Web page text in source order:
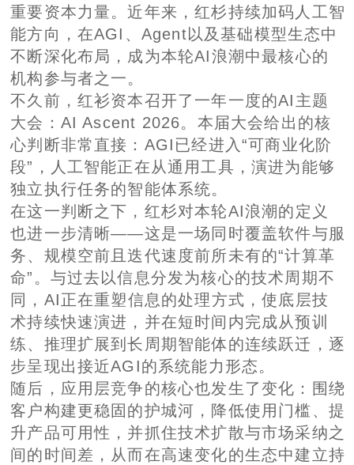
重要资本力量。近年来，红杉持续加码人工智
能方向，在AGI、Agent以及基础模型生态中
不断深化布局，成为本轮AI浪潮中最核心的
机构参与者之一。
不久前，红衫资本召开了一年一度的AI主题
大会：AI Ascent 2026。本届大会给出的核
心判断非常直接：AGI已经进入“可商业化阶
段”，人工智能正在从通用工具，演进为能够
独立执行任务的智能体系统。
在这一判断之下，红杉对本轮AI浪潮的定义
也进一步清晰——这是一场同时覆盖软件与服
务、规模空前且迭代速度前所未有的“计算革
命”。与过去以信息分发为核心的技术周期不
同，AI正在重塑信息的处理方式，使底层技
术持续快速演进，并在短时间内完成从预训
练、推理扩展到长周期智能体的连续跃迁，逐
步呈现出接近AGI的系统能力形态。
随后，应用层竞争的核心也发生了变化：围绕
客户构建更稳固的护城河，降低使用门槛、提
升产品可用性，并抓住技术扩散与市场采纳之
间的时间差，从而在高速变化的生态中建立持